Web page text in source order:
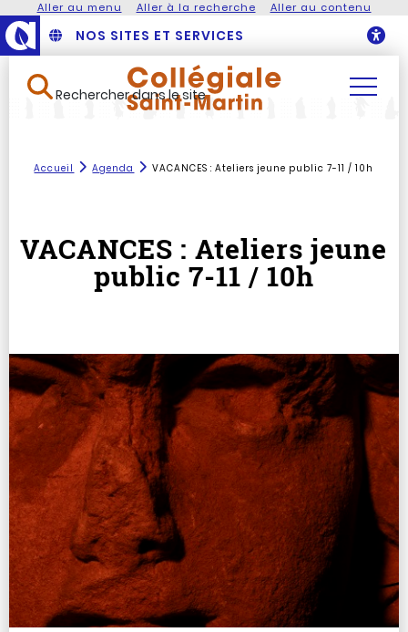
Aller au menu Aller à la recherche Aller au contenu
NOS SITES ET SERVICES
Rechercher dans le site
Accueil Agenda VACANCES : Ateliers jeune public 7-11 / 10h
VACANCES : Ateliers jeune
public 7-11 / 10h